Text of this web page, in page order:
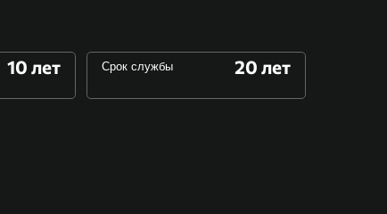
10 лет Срок службы 20 лет